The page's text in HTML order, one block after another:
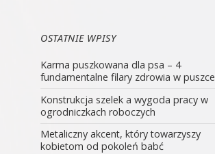
OSTATNIE WPISY
Karma puszkowana dla psa – 4
fundamentalne filary zdrowia w puszce
Konstrukcja szelek a wygoda pracy w
ogrodniczkach roboczych
Metaliczny akcent, który towarzyszy
kobietom od pokoleń babć